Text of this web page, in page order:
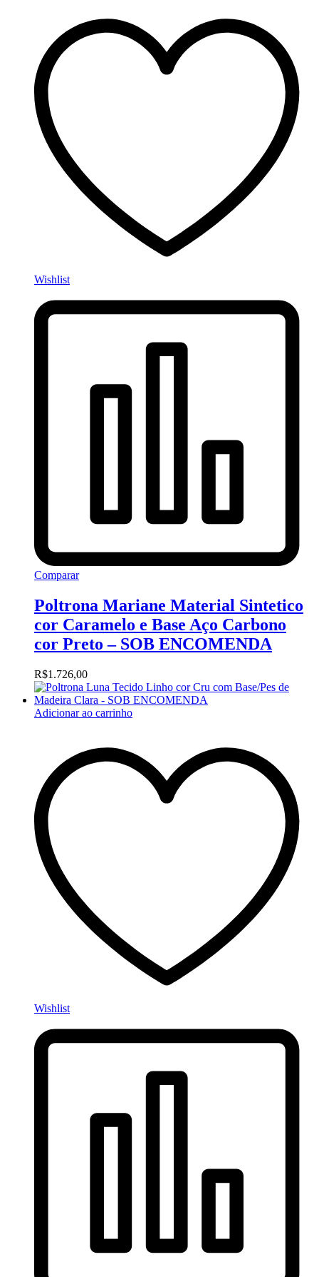
Wishlist
Comparar
Poltrona Mariane Material Sintetico
cor Caramelo e Base Aço Carbono
cor Preto – SOB ENCOMENDA
R$1.726,00
Adicionar ao carrinho
Wishlist